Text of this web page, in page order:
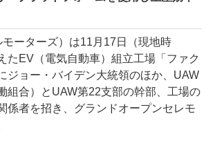
ーターズ）は11月17日（現地時
たEV（電気自動車）組立工場「ファク
ジョー・バイデン大統領のほか、UAW
組合）とUAW第22支部の幹部、工場の
係者を招き、グランドオープンセレモ